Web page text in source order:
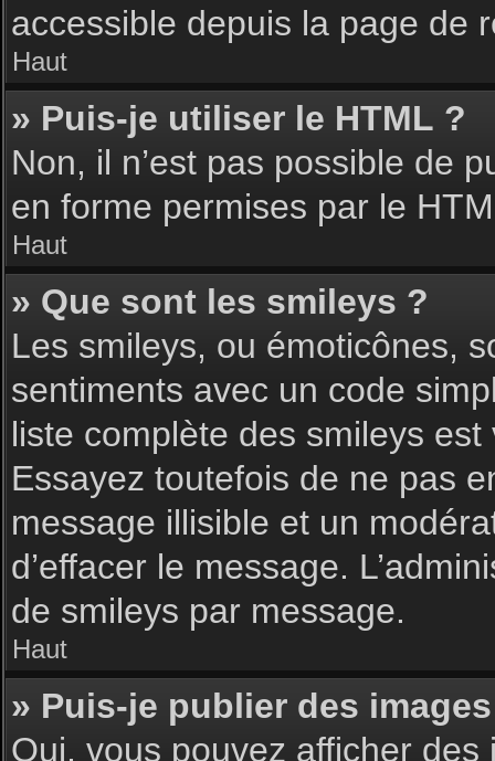
accessible depuis la page de
Haut
» Puis-je utiliser le HTML ?
Non, il n’est pas possible de
en forme permises par le
Haut
» Que sont les smileys ?
Les smileys, ou émoticônes,
sentiments avec un code
liste complète des smileys
Essayez toutefois de ne pas
message illisible et un
d’effacer le message.
de smileys par message.
Haut
» Puis-je publier des
Oui, vous pouvez afficher